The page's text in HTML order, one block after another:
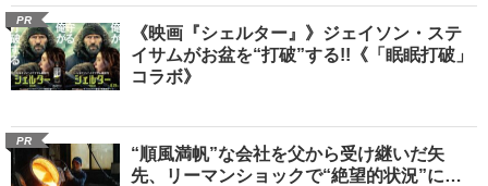
PR
《映画『シェルター』》ジェイソン・ステ
イサムがお盆を“打破”する!!《「眠眠打破」
コラボ》
PR
“順風満帆”な会社を父から受け継いだ矢
先、リーマンショックで“絶望的状況”に…